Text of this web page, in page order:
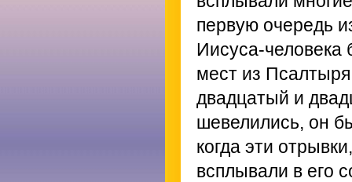
первую очередь
Иисуса-человека
мест из
двадцатый и
шевелились, он
когда эти
всплывали в его